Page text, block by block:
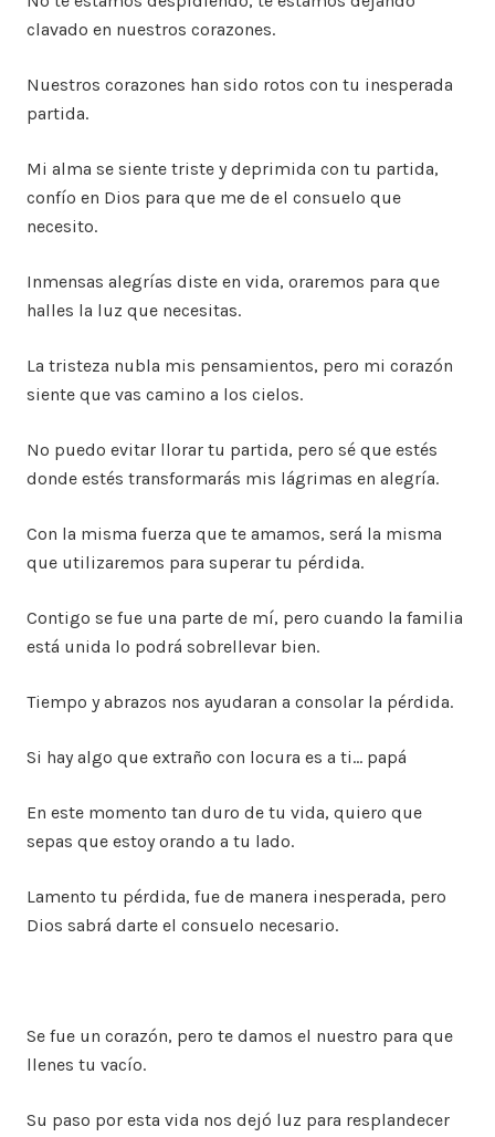
clavado en nuestros corazones.
Nuestros corazones han sido rotos con tu inesperada
partida.
Mi alma se siente triste y deprimida con tu partida,
confío en Dios para que me de el consuelo que
necesito.
Inmensas alegrías diste en vida, oraremos para que
halles la luz que necesitas.
La tristeza nubla mis pensamientos, pero mi corazón
siente que vas camino a los cielos.
No puedo evitar llorar tu partida, pero sé que estés
donde estés transformarás mis lágrimas en alegría.
Con la misma fuerza que te amamos, será la misma
que utilizaremos para superar tu pérdida.
Contigo se fue una parte de mí, pero cuando la familia
está unida lo podrá sobrellevar bien.
Tiempo y abrazos nos ayudaran a consolar la pérdida.
Si hay algo que extraño con locura es a ti… papá
En este momento tan duro de tu vida, quiero que
sepas que estoy orando a tu lado.
Lamento tu pérdida, fue de manera inesperada, pero
Dios sabrá darte el consuelo necesario.
Se fue un corazón, pero te damos el nuestro para que
llenes tu vacío.
Su paso por esta vida nos dejó luz para resplandecer